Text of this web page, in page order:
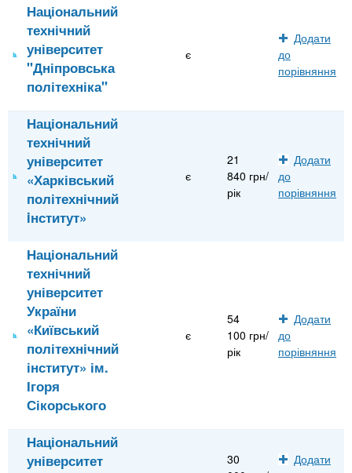
Національний
технічний
університет
"Дніпровська
політехніка"
є
Додати
до
порівняння
Національний
технічний
університет
«Харківський
політехнічний
iнститут»
є
21
840 грн/
рік
Додати
до
порівняння
Національний
технічний
університет
України
«Київський
політехнічний
інститут» ім.
Ігоря
Сікорського
є
54
100 грн/
рік
Додати
до
порівняння
Національний
університет
30
Додати